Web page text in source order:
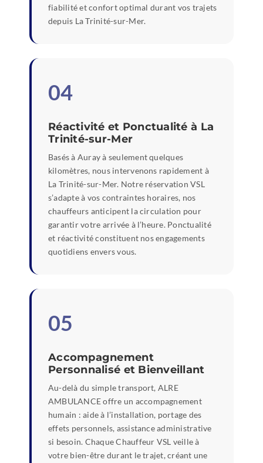
fiabilité et confort optimal durant vos trajets
depuis La Trinité-sur-Mer.
04
Réactivité et Ponctualité à La
Trinité-sur-Mer
Basés à Auray à seulement quelques
kilomètres, nous intervenons rapidement à
La Trinité-sur-Mer. Notre réservation VSL
s’adapte à vos contraintes horaires, nos
chauffeurs anticipent la circulation pour
garantir votre arrivée à l’heure. Ponctualité
et réactivité constituent nos engagements
quotidiens envers vous.
05
Accompagnement
Personnalisé et Bienveillant
Au-delà du simple transport, ALRE
AMBULANCE offre un accompagnement
humain : aide à l’installation, portage des
effets personnels, assistance administrative
si besoin. Chaque Chauffeur VSL veille à
votre bien-être durant le trajet, créant une